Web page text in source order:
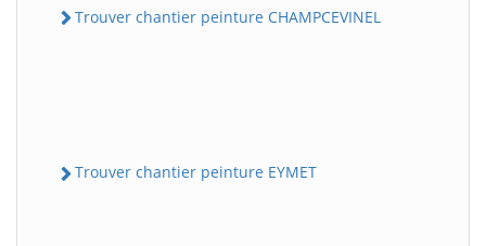
Trouver chantier peinture CHAMPCEVINEL
Trouver chantier peinture EYMET